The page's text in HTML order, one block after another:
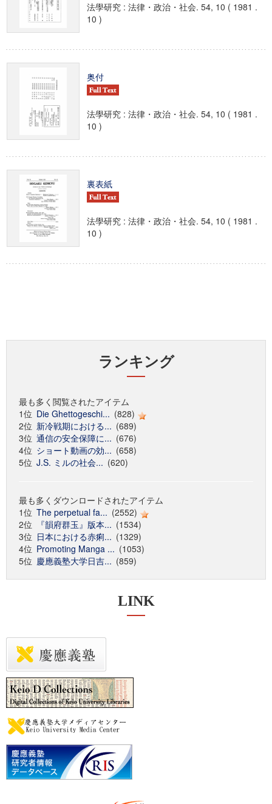
法學研究 : 法律・政治・社会. 54, 10 ( 1981 .
10 )
奥付
法學研究 : 法律・政治・社会. 54, 10 ( 1981 .
10 )
裏表紙
法學研究 : 法律・政治・社会. 54, 10 ( 1981 .
10 )
ランキング
最も多く閲覧されたアイテム
1位 Die Ghettogeschi... (828)
2位 新冷戦期における... (689)
3位 通信の安全保障に... (676)
4位 ショート動画の効... (658)
5位 J.S. ミルの社会... (620)
最も多くダウンロードされたアイテム
1位 The perpetual fa... (2552)
2位
『韻府群玉』版本... (1534)
3位 日本における赤痢... (1329)
4位 Promoting Manga ... (1053)
5位 慶應義塾大学日吉... (859)
LINK